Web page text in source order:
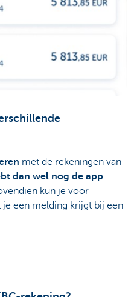
met de rekeningen van
dan wel nog de app
kun je voor
een melding krijgt bij een